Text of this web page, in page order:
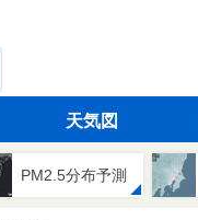
天気図
PM2.5分布予測